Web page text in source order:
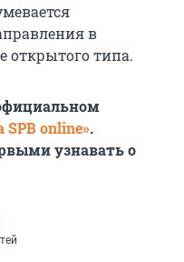
в
открытого типа.
SPB online».
узнавать о